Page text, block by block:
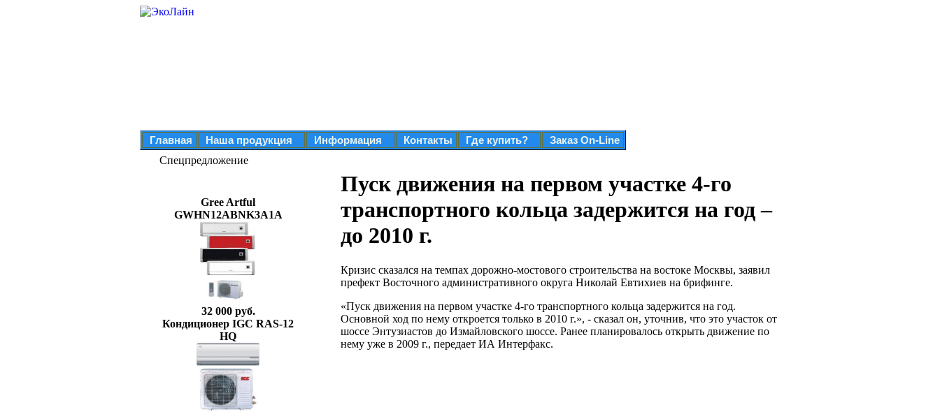
Главная Наша продукция Информация Контакты Где купить?
Заказ On-Line
Спецпредложение
Gree Artful
GWHN12ABNK3A1A
32 000 руб.
Кондиционер IGC RAS-12
HQ
Пуск движения на первом участке 4-го
транспортного кольца задержится на год –
до 2010 г.
Кризис сказался на темпах дорожно-мостового строительства на востоке Москвы, заявил
префект Восточного административного округа Николай Евтихиев на брифинге.
«Пуск движения на первом участке 4-го транспортного кольца задержится на год.
Основной ход по нему откроется только в 2010 г.», - сказал он, уточнив, что это участок от
шоссе Энтузиастов до Измайловского шоссе. Ранее планировалось открыть движение по
нему уже в 2009 г., передает ИА Интерфакс.